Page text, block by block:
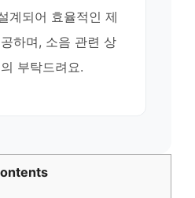
계되어 효율적인 제
하며, 소음 관련 상
부탁드려요.